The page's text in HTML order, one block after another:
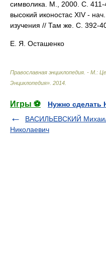
символика. М., 2000. С.
высокий иконостас XIV -
изучения // Там же. С. 392-
Е. Я. Осташенко
Православная энциклопедия. - М.:
Энциклопедия» 2014
Игры ⚽
Нужно сделать
ВАСИЛЬЕВСКИЙ
Николаевич